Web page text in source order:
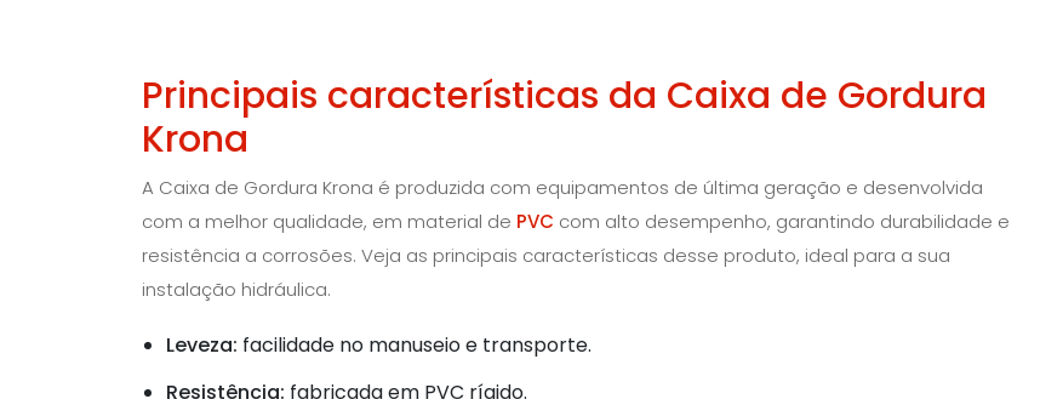
Principais características da Caixa de Gordura
Krona
A Caixa de Gordura Krona é produzida com equipamentos de última geração e desenvolvida
com a melhor qualidade, em material de PVC com alto desempenho, garantindo durabilidade e
resistência a corrosões. Veja as principais características desse produto, ideal para a sua
instalação hidráulica.
Leveza: facilidade no manuseio e transporte.
Resistência: fabricada em PVC rígido.